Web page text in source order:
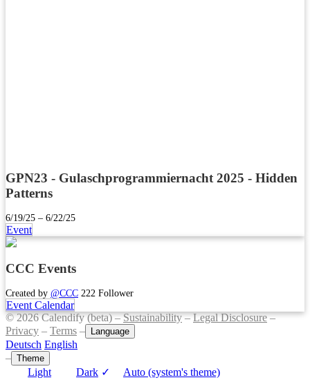
GPN23 - Gulaschprogrammiernacht 2025 - Hidden
Patterns
6/19/25 – 6/22/25
Event
CCC Events
Created by @CCC 222 Follower
Event Calendar
© 2026 Calendify (beta) –Sustainability–Legal Disclosure–
Privacy – Terms – Language
Deutsch English
– Theme
Light Dark ✓ Auto (system's theme)